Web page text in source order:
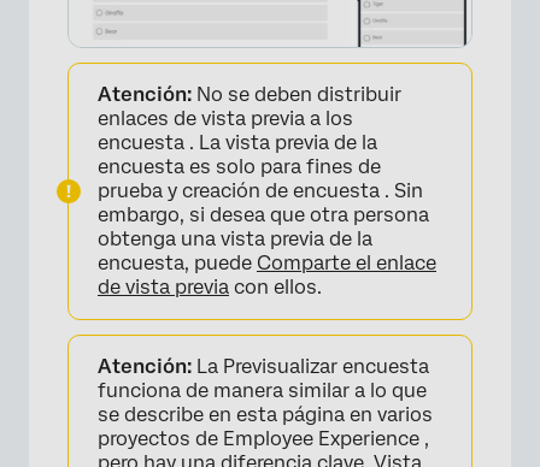
×
Atención: No se deben distribuir
enlaces de vista previa a los
encuesta . La vista previa de la
encuesta es solo para fines de
prueba y creación de encuesta . Sin
embargo, si desea que otra persona
obtenga una vista previa de la
encuesta, puede Comparte el enlace
de vista previa con ellos.
Atención: La Previsualizar encuesta
funciona de manera similar a lo que
se describe en esta página en varios
proyectos de Employee Experience ,